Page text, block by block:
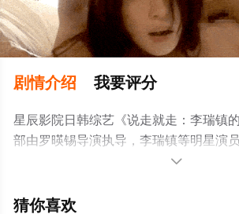
剧情介绍 我要评分
星辰影院日韩综艺《说走就走：李瑞镇
部由罗暎锡导演执导，李瑞镇等明星演
综艺，大结局剧情已揭晓（全6集），手
步至豆瓣综艺、电视猫或剧情网等平台了

猜你喜欢